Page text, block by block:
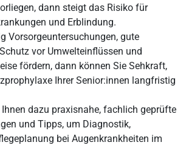
dann steigt das Risiko für
und Erblindung.
Vorsorgeuntersuchungen, gute
vor Umwelteinflüssen und
fördern, dann können Sie Sehkraft,
Ihrer Senior:innen langfristig
dazu praxisnahe, fachlich geprüfte
und Tipps, um Diagnostik,
bei Augenkrankheiten im